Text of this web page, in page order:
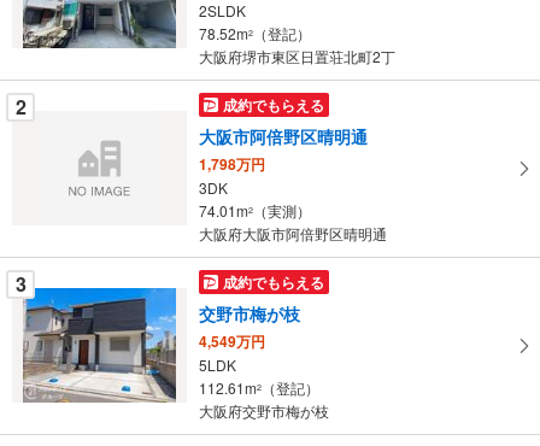
・
条
件
を
に
保
存
す
る
2SLDK
78.52m2
（登記）
大阪府堺市東区日置荘北町2丁
2 成約でもらえる
大阪市阿倍野区晴明通
1,798万円
3DK
74.01m2
（実測）
大阪府大阪市阿倍野区晴明通
3 成約でもらえる
交野市梅が枝
4,549万円
5LDK
112.61m2
（登記）
大阪府交野市梅が枝